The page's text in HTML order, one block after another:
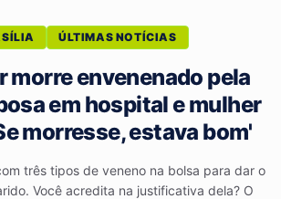
ÚLTIMAS NOTÍCIAS
envenenado pela
em hospital e mulher
morresse, estava bom'
três tipos de veneno na bolsa para dar o
Você acredita na justificativa dela? O